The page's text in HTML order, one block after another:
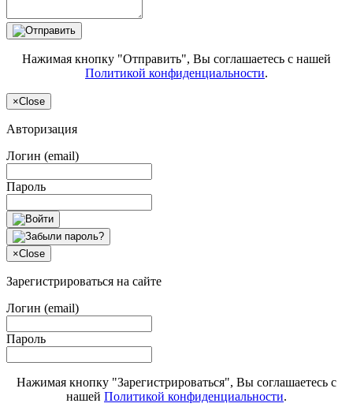
Нажимая кнопку "Отправить", Вы соглашаетесь с нашей
Политикой конфиденциальности.
×Close
Авторизация
Логин (email)
Пароль
×Close
Зарегистрироваться на сайте
Логин (email)
Пароль
Нажимая кнопку "Зарегистрироваться", Вы соглашаетесь с
нашей Политикой конфиденциальности.